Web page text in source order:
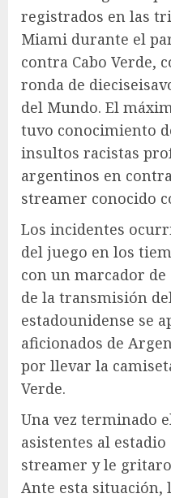
registrados en las
Miami durante el
contra Cabo Verde,
ronda de
del Mundo. El
tuvo conocimiento
insultos racistas
argentinos en
streamer conocido
Los incidentes
del juego en los
con un marcador de
de la transmisión
estadounidense se
aficionados de
por llevar la
Verde.
Una vez terminado
asistentes al estadio
streamer y le
Ante esta situación,